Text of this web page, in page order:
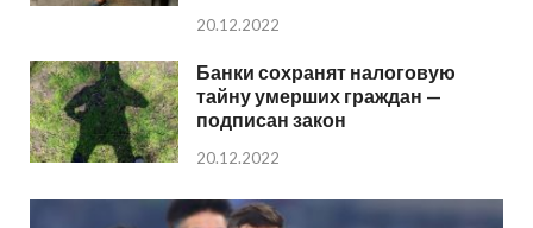
20.12.2022
Банки сохранят налоговую
тайну умерших граждан —
подписан закон
20.12.2022